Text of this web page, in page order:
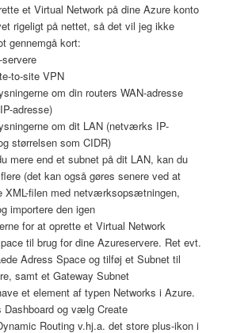
et Virtual Network på dine Azure konto
rigeligt på nettet, så det vil jeg ikke
gennemgå kort:
to-site VPN
om din routers WAN-adresse
adresse)
om dit LAN (netværks IP-
størrelsen som CIDR)
mere end et subnet på dit LAN, kan du
(det kan også gøres senere ved at
XML-filen med netværksopsætningen,
importere den igen
for at oprette et Virtual Network
til brug for dine Azureservere. Ret evt.
Adress Space og tilføj et Subnet til
samt et Gateway Subnet
et element af typen Networks i Azure.
Dashboard og vælg Create
Routing v.hj.a. det store plus-ikon i